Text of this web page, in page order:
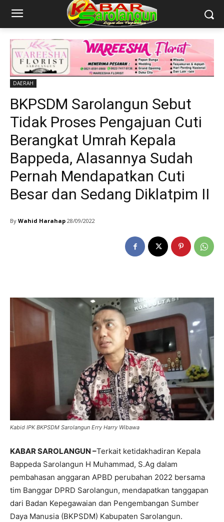
DAERAH
BKPSDM Sarolangun Sebut
Tidak Proses Pengajuan Cuti
Berangkat Umrah Kepala
Bappeda, Alasannya Sudah
Pernah Mendapatkan Cuti
Besar dan Sedang Diklatpim II
By Wahid Harahap 28/09/2022
Kabid IPK BKPSDM Sarolangun Erry Harry Wibawa
KABAR SAROLANGUN –Terkait ketidakhadiran Kepala
Bappeda Sarolangun H Muhammad, S.Ag dalam
pembahasan anggaran APBD perubahan 2022 bersama
tim Banggar DPRD Sarolangun, mendapatkan tanggapan
dari Badan Kepegawaian dan Pengembangan Sumber
Daya Manusia (BKPSDM) Kabupaten Sarolangun.